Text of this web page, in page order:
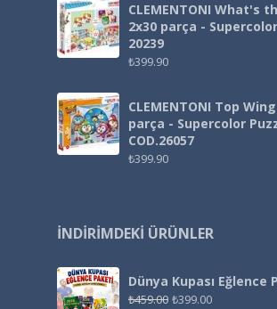
CLEMENTONI What's
2x30 parça -
20239
₺399.90
CLEMENTONI Top
parça - Supercolor
COD.26057
₺399.90
İNDIRIMDEKI ÜRÜNLER
Dünya Kupası Eğlence
₺459.00 ₺399.00